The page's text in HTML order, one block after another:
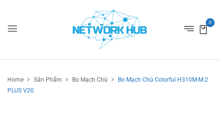
0
Home Sản Phẩm Bo Mạch Chủ
Bo Mạch Chủ Colorful H310M-M.2
PLUS V20